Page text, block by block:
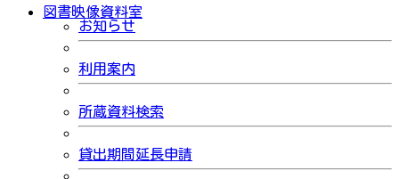
図書映像資料室
お知らせ
利用案内
所蔵資料検索
貸出期間延長申請